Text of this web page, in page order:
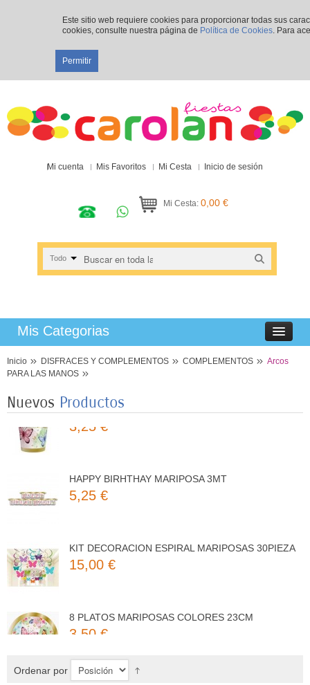
Este sitio web requiere cookies para proporcionar todas sus
cookies, consulte nuestra página de Política de Cookies. Para
Permitir
Mi cuenta Mis Favoritos Mi Cesta Inicio de sesión
Mi Cesta: 0,00 €
Todo
Mis Categorias
Inicio DISFRACES Y COMPLEMENTOS
COMPLEMENTOS
PARA LAS MANOS
Arcos
Nuevos Productos
8 PLATOS MARIPOSAS COLORES 23CM
3,50 €
3,25 €
5,25 €
15,00 €
3,50 €
Ordenar por